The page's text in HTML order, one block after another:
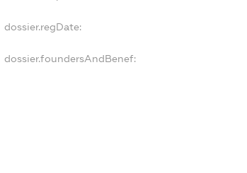
dossier.regDate:
dossier.foundersAndBenef: